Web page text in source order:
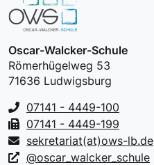
Oscar-Walcker-Schule
Römerhügelweg 53
71636 Ludwigsburg
07141 - 4449-100
07141 - 4449-199
sekretariat(at)ows-lb.de
@oscar_walcker_schule